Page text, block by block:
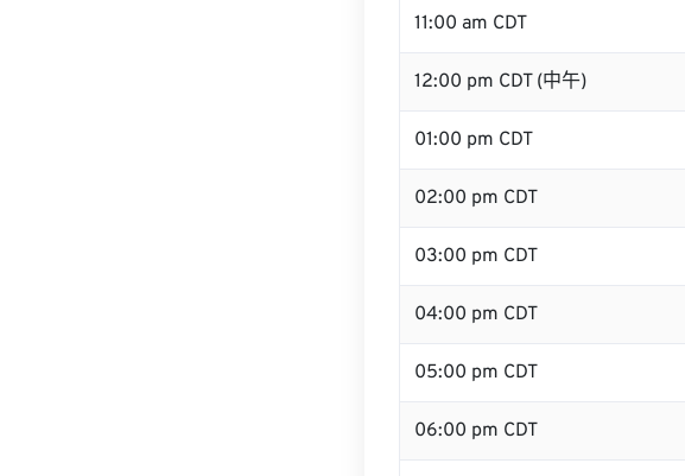
11:00 am CDT
12:00 pm CDT (中午)
01:00 pm CDT
02:00 pm CDT
03:00 pm CDT
04:00 pm CDT
05:00 pm CDT
06:00 pm CDT